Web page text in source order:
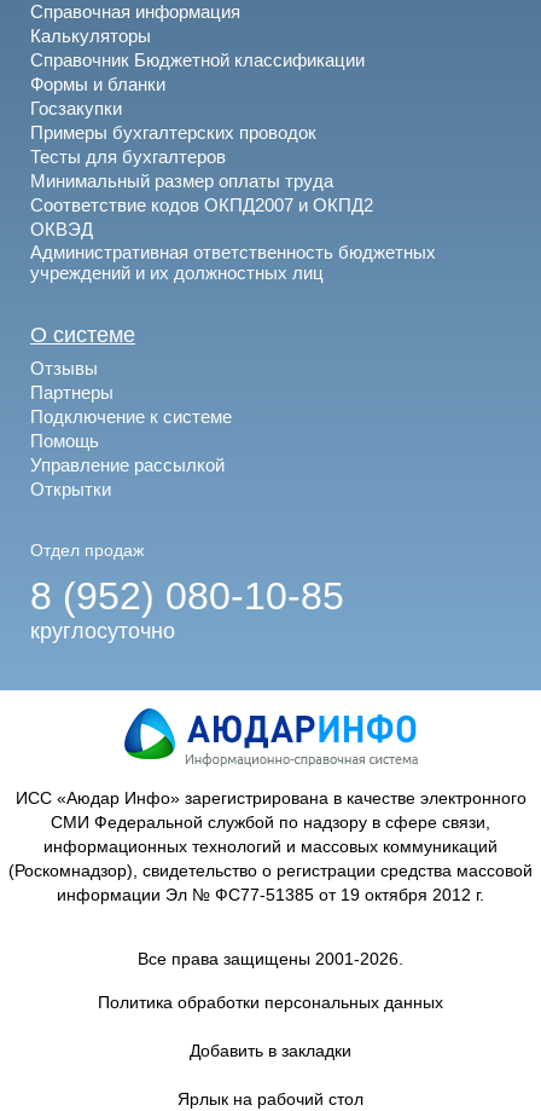
Справочная информация
Калькуляторы
Справочник Бюджетной классификации
Формы и бланки
Госзакупки
Примеры бухгалтерских проводок
Тесты для бухгалтеров
Минимальный размер оплаты труда
Соответствие кодов ОКПД2007 и ОКПД2
ОКВЭД
Административная ответственность бюджетных
учреждений и их должностных лиц
О системе
Отзывы
Партнеры
Подключение к системе
Помощь
Управление рассылкой
Открытки
Отдел продаж
8 (952) 080-10-85
круглосуточно
ИСС «Аюдар Инфо» зарегистрирована в качестве электронного
СМИ Федеральной службой по надзору в сфере связи,
информационных технологий и массовых коммуникаций
(Роскомнадзор), свидетельство о регистрации средства массовой
информации Эл № ФС77-51385 от 19 октября 2012 г.
Все права защищены 2001-2026.
Политика обработки персональных данных
Добавить в закладки
Ярлык на рабочий стол